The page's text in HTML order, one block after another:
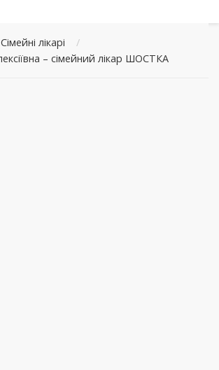
Сімейні лікарі
/
– сімейний лікар ШОСТКА